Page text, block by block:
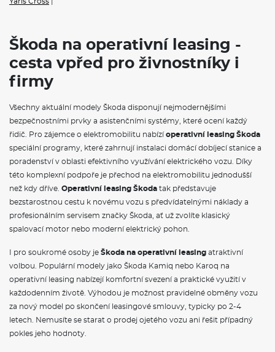
Škoda na operativní leasing -
cesta vpřed pro živnostníky i
firmy
Všechny aktuální modely Škoda disponují nejmodernějšími
bezpečnostními prvky a asistenčními systémy, které ocení každý
řidič. Pro zájemce o elektromobilitu nabízíoperativní leasing Škoda
speciální programy, které zahrnují instalaci domácí dobíjecí stanice a
poradenství v oblasti efektivního využívání elektrického vozu. Díky
této komplexní podpoře je přechod na elektromobilitu jednodušší
než kdy dříve. Operativní leasing Škoda tak představuje
bezstarostnou cestu k novému vozu s předvídatelnými náklady a
profesionálním servisem značky Škoda, ať už zvolíte klasický
spalovací motor nebo moderní elektrický pohon.
I pro soukromé osoby je Škoda na operativní leasing atraktivní
volbou. Populární modely jako Škoda Kamiq nebo Karoq na
operativní leasing nabízejí komfortní svezení a praktické využití v
každodenním životě. Výhodou je možnost pravidelné obměny vozu
za nový model po skončení leasingové smlouvy, typicky po 2-4
letech. Nemusíte se starat o prodej ojetého vozu ani řešit případný
pokles jeho hodnoty.